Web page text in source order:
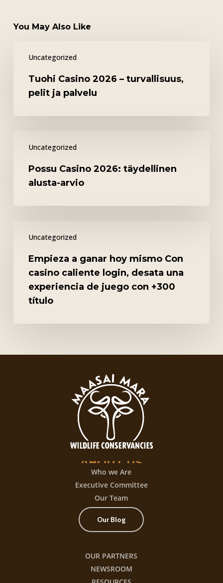
You May Also Like
Uncategorized
Casino
turvallisuus,
Tuohi Casino 2026 – turvallisuus,
pelit ja palvelu
Uncategorized
Casino
Possu Casino 2026: täydellinen
alusta-arvio
Uncategorized
casino
una
Empieza a ganar hoy mismo Con
casino caliente login, desata una
experiencia de juego con +300
título
ABOUT US
Who we Are
Executive Committee
Our Team
Our Blog
OUR PARTNERS
NEWSROOM